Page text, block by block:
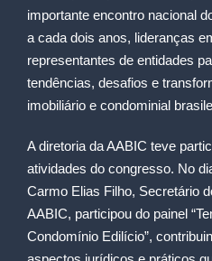
importante encontro nacional
a cada dois anos, lideranças
representantes de entidades
tendências, desafios e
imobiliário e condominial
A diretoria da AABIC teve
atividades do congresso. No
Carmo Elias Filho, Secretário
AABIC, participou do painel
Condomínio Edilício”,